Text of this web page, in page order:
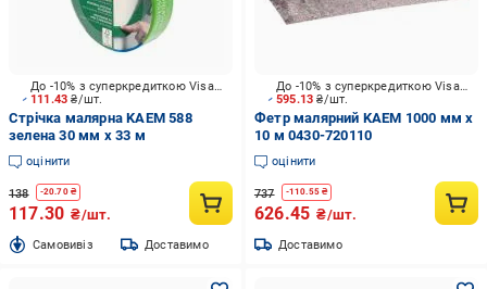
111.43₴/шт.
До -10% з суперкредиткою Visa Вигода
Стрічка малярна KAEM 588
зелена 30 мм x 33 м
оцінити
138 -20.70₴
117.30 ₴/шт.
Cамовивіз Доставимо
595.13₴/шт.
До -10% з суперкредиткою Visa Вигода
Фетр малярний KAEM 1000 мм x
10 м 0430-720110
оцінити
737 -110.55₴
626.45 ₴/шт.
Доставимо